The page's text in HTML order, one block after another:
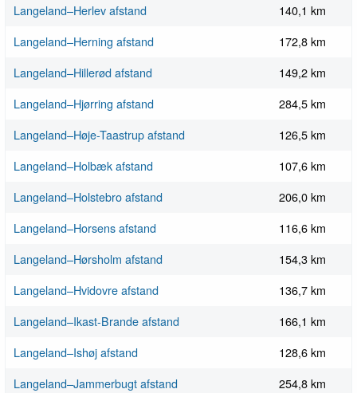
Langeland–Herlev afstand
140,1 km
Langeland–Herning afstand
172,8 km
Langeland–Hillerød afstand
149,2 km
Langeland–Hjørring afstand
284,5 km
Langeland–Høje-Taastrup afstand
126,5 km
Langeland–Holbæk afstand
107,6 km
Langeland–Holstebro afstand
206,0 km
Langeland–Horsens afstand
116,6 km
Langeland–Hørsholm afstand
154,3 km
Langeland–Hvidovre afstand
136,7 km
Langeland–Ikast-Brande afstand
166,1 km
Langeland–Ishøj afstand
128,6 km
Langeland–Jammerbugt afstand
254,8 km